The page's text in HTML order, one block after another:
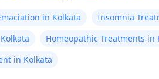
in Kolkata Insomnia
Homeopathic Treatments in
in Kolkata